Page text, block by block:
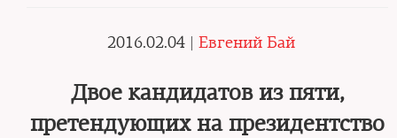
2016.02.04 | Евгений Бай
Двое кандидатов из пяти,
претендующих на президентство